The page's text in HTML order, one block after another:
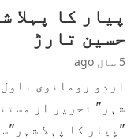
پیار کا پہلا
حسین تارڑ
5 سال ago
اردو رومانوی
شہر" تحریر از
"پیار کا پہلا